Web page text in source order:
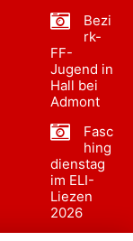
Bezi
rk-
FF-
Jugend in
Hall bei
Admont
Fasc
hing
dienstag
im ELI-
Liezen
2026